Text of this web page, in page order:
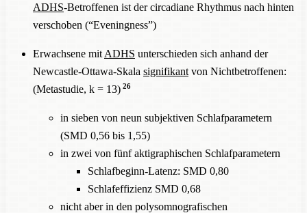
ADHS-Betroffenen ist der circadiane Rhythmus nach hinten
verschoben (“Eveningness”)
Erwachsene mit ADHS unterschieden sich anhand der
Newcastle-Ottawa-Skala signifikant von Nichtbetroffenen:
(Metastudie, k = 13) 26
in sieben von neun subjektiven Schlafparametern
(SMD 0,56 bis 1,55)
in zwei von fünf aktigraphischen Schlafparametern
Schlafbeginn-Latenz: SMD 0,80
Schlafeffizienz SMD 0,68
nicht aber in den polysomnografischen